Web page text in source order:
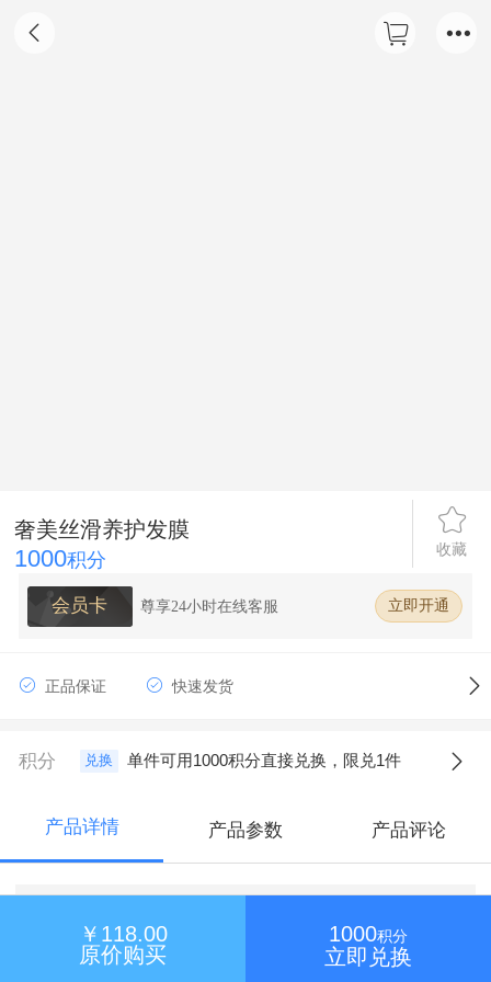
奢美丝滑养护发膜
收藏
1000积分
会员卡 尊享24小时在线客服 立即开通
正品保证 快速发货
积分 兑换 单件可用1000积分直接兑换，限兑1件
产品详情 产品参数 产品评论
￥118.00
原价购买
1000积分
立即兑换